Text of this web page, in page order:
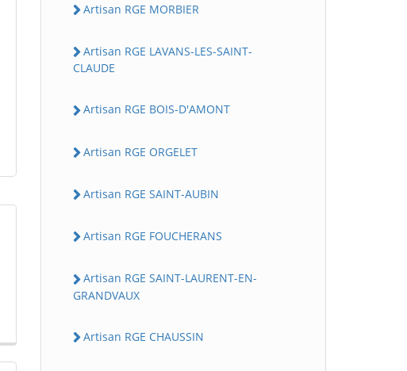
Artisan RGE MORBIER
Artisan RGE LAVANS-LES-SAINT-
CLAUDE
Artisan RGE BOIS-D'AMONT
Artisan RGE ORGELET
Artisan RGE SAINT-AUBIN
Artisan RGE FOUCHERANS
Artisan RGE SAINT-LAURENT-EN-
GRANDVAUX
Artisan RGE CHAUSSIN